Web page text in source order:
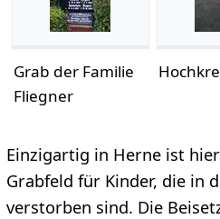
Grab der Familie
Fliegner
Einzigartig in Herne ist
Grabfeld für Kinder, die in
verstorben sind. Die